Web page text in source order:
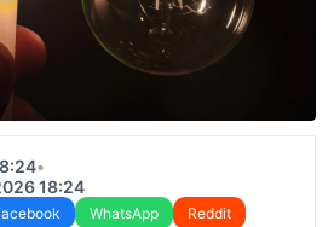
•
18:24
WhatsApp
Reddit